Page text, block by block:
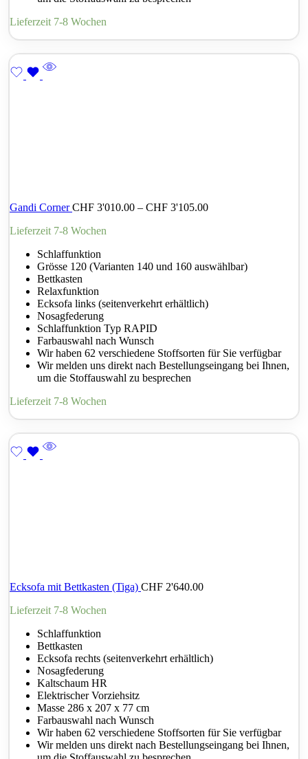
Lieferzeit 7-8 Wochen
Gandi CornerCHF 3'010.00 – CHF 3'105.00
Lieferzeit 7-8 Wochen
Schlaffunktion
Grösse 120 (Varianten 140 und 160 auswählbar)
Bettkasten
Relaxfunktion
Ecksofa links (seitenverkehrt erhältlich)
Nosagfederung
Schlaffunktion Typ RAPID
Farbauswahl nach Wunsch
Wir haben 62 verschiedene Stoffsorten für Sie verfügbar
Wir melden uns direkt nach Bestellungseingang bei Ihnen,
um die Stoffauswahl zu besprechen
Lieferzeit 7-8 Wochen
Ecksofa mit Bettkasten (Tiga) CHF 2'640.00
Lieferzeit 7-8 Wochen
Schlaffunktion
Bettkasten
Ecksofa rechts (seitenverkehrt erhältlich)
Nosagfederung
Kaltschaum HR
Elektrischer Vorziehsitz
Masse 286 x 207 x 77 cm
Farbauswahl nach Wunsch
Wir haben 62 verschiedene Stoffsorten für Sie verfügbar
Wir melden uns direkt nach Bestellungseingang bei Ihnen,